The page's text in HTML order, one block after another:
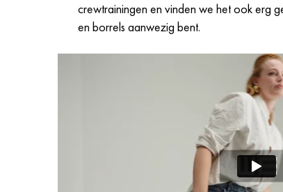
crewtrainingen en vinden we het ook erg
en borrels aanwezig bent.